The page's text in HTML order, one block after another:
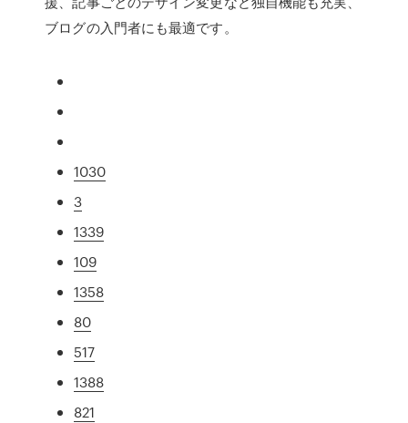
ブログの入門者にも最適です。
1030
3
1339
109
1358
80
517
1388
821